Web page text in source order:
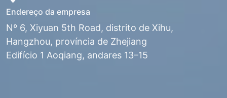
Endereço da empresa
Nº 6, Xiyuan 5th Road, distrito de Xihu,
Hangzhou, província de Zhejiang
Edifício 1 Aoqiang, andares 13–15